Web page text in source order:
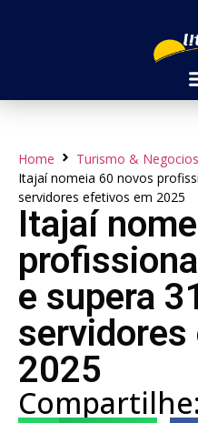
Home
Turismo & Negocios
Itajaí nomeia 60 novos
servidores efetivos em 2025
Itajaí
e supera
2025
Compartilhe: